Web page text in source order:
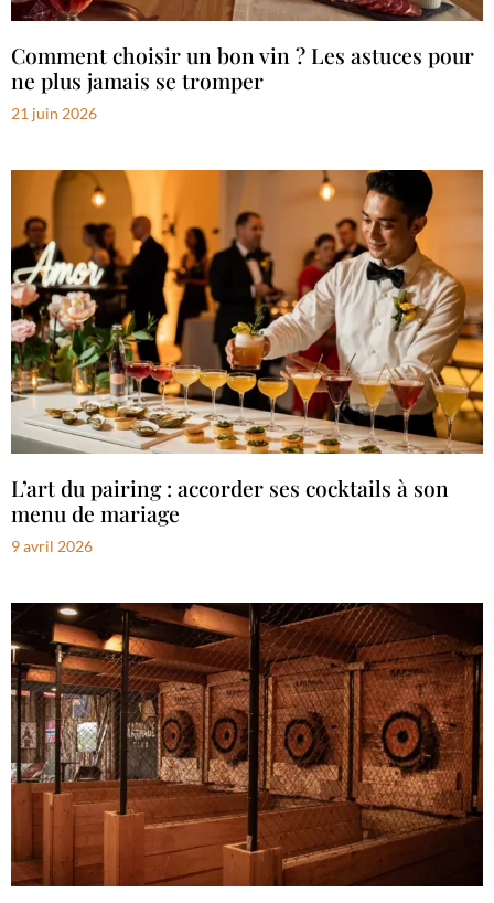
Comment choisir un bon vin ? Les astuces pour
ne plus jamais se tromper
21 juin 2026
L’art du pairing : accorder ses cocktails à son
menu de mariage
9 avril 2026